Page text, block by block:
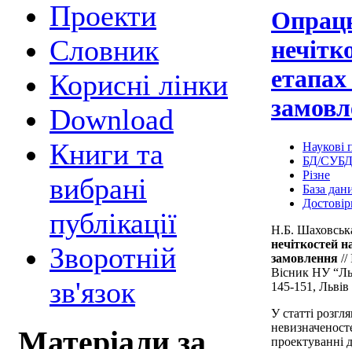
Проекти
Cловник
Корисні лінки
Download
Книги та
вибрані
публікації
Зворотній
зв'язок
Наукові
БД/СУБД
Різне
База
Н.Б.
нечіткостей
замовлення //
Вісник НУ
145-151,
У статті
проектуванні